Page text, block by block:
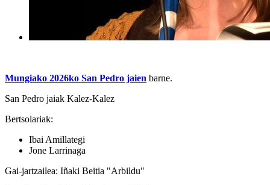
Mungiako 2026ko San Pedro jaien barne.
San Pedro jaiak Kalez-Kalez
Bertsolariak:
Ibai Amillategi
Jone Larrinaga
Gai-jartzailea: Iñaki Beitia "Arbildu"